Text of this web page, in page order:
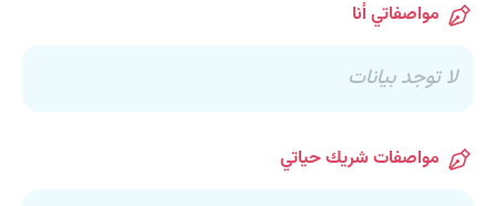
مواصفاتي أنا
لا توجد بيانات
مواصفات شريك حياتي